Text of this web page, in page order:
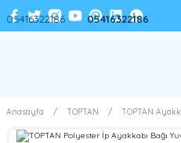
Anasayfa TOPTAN TOPTAN
05416322186 05416322186